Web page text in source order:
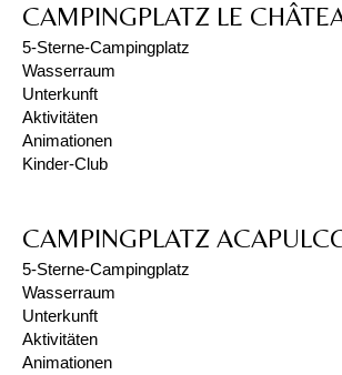
CAMPINGPLATZ LE
5-Sterne-Campingplatz
Wasserraum
Unterkunft
Aktivitäten
Animationen
Kinder-Club
CAMPINGPLATZ
5-Sterne-Campingplatz
Wasserraum
Unterkunft
Aktivitäten
Animationen